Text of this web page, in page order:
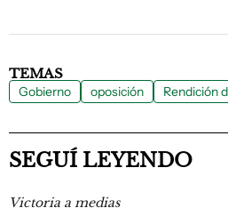
TEMAS
Gobierno oposición Rendición
SEGUÍ LEYENDO
Victoria a medias